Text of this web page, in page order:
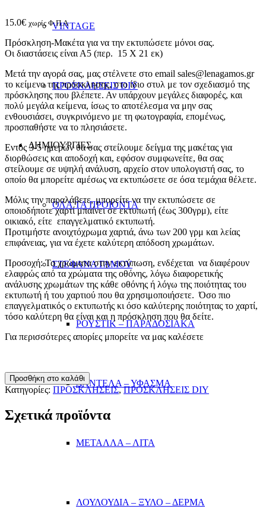
VINTAGE
ΠΡΟΣΚΛΗΣΕΙΣ DIY
ΔΗΜΙΟΥΡΓΙΕΣ
ΟΛΑ ΤΑ ΠΡΟΙΟΝΤΑ
ΣΤΕΦΑΝΑ ΓΑΜΟΥ
ΡΟΥΣΤΙΚ – ΠΑΡΑΔΟΣΙΑΚΑ
ΔΑΝΤΕΛΑ – ΥΦΑΣΜΑ
ΜΕΤΑΛΛΑ – ΛΙΤΑ
ΛΟΥΛΟΥΔΙΑ – ΞΥΛΟ – ΔΕΡΜΑ
15.0€ χωρίς Φ.Π.Α
Πρόσκληση-Μακέτα για να την εκτυπώσετε μόνοι σας.
Οι διαστάσεις είναι Α5 (περ. 15 Χ 21 εκ)
Μετά την αγορά σας, μας στέλνετε στο email sales@lenagamos.gr
το κείμενο της πρόσκλησης, στο ίδιο στυλ με τον σχεδιασμό της
πρόσκλησης που βλέπετε. Αν υπάρχουν μεγάλες διαφορές, και
πολύ μεγάλα κείμενα, ίσως το αποτέλεσμα να μην σας
ενθουσιάσει, συγκρινόμενο με τη φωτογραφία, επομένως,
προσπαθήστε να το πλησιάσετε.
Εντός 3-5 ημερών θα σας στείλουμε δείγμα της μακέτας για
διορθώσεις και αποδοχή και, εφόσον συμφωνείτε, θα σας
στείλουμε σε υψηλή ανάλυση, αρχείο στον υπολογιστή σας, το
οποίο θα μπορείτε αμέσως να εκτυπώσετε σε όσα τεμάχια θέλετε.
Μόλις την παραλάβετε, μπορείτε να την εκτυπώσετε σε
οποιοδήποτε χαρτί μπαίνει σε εκτυπωτή (έως 300γρμ), είτε
οικιακό, είτε επαγγελματικό εκτυπωτή.
Προτιμήστε ανοιχτόχρωμα χαρτιά, άνω των 200 γρμ και λείας
επιφάνειας, για να έχετε καλύτερη απόδοση χρωμάτων.
Προσοχή: Τα χρώματα στην εκτύπωση, ενδέχεται να διαφέρουν
ελαφρώς από τα χρώματα της οθόνης, λόγω διαφορετικής
ανάλυσης χρωμάτων της κάθε οθόνης ή λόγω της ποιότητας του
εκτυπωτή ή του χαρτιού που θα χρησιμοποιήσετε. Όσο πιο
επαγγελματικός ο εκτυπωτής κι όσο καλύτερης ποιότητας το χαρτί,
τόσο καλύτερη θα είναι και η πρόσκληση που θα δείτε.
Για περισσότερες απορίες μπορείτε να μας καλέσετε
ΠΡΟΣΚΛΗΣΗ
VIP
ποσότητα
Προσθήκη στο καλάθι
Κατηγορίες: ΠΡΟΣΚΛΗΣΕΙΣ,ΠΡΟΣΚΛΗΣΕΙΣ DIY
Σχετικά προϊόντα